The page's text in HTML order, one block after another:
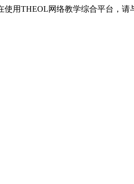
用THEOL网络教学综合平台，